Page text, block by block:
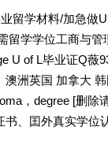
留学材料/加急做
留学学位工商与
U of L毕业证Q薇
洲英国 加拿大
，degree [删除
、囯外真实学位